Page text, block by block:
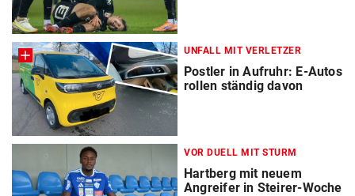
UNFALL MIT VERLETZER
Postler in Aufruhr: E-Autos
rollen ständig davon
VOR DUELL MIT STURM
Hartberg mit neuem
Angreifer in Steirer-Woche